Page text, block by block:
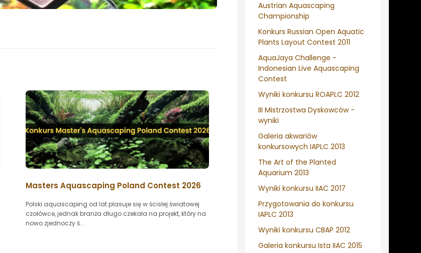
Austrian Aquascaping
Championship
Konkurs Russian Open Aquatic
Plants Layout Contest 2011
AquaJaya Challenge -
Indonesian Live Aquascaping
Contest
Wyniki konkursu ROAPLC 2012
III Mistrzostwa Dyskowców -
wyniki
Galeria akwariów
konkursowych IAPLC 2013
The Art of the Planted
Aquarium 2013
Wyniki konkursu IIAC 2017
Przygotowania do konkursu
IAPLC 2013
Wyniki konkursu CBAP 2012
Galeria konkursu Ista IIAC 2015
Masters Aquascaping Poland Contest 2026
Polski aquascaping od lat plasuje się w ścisłej światowej
czołówce, jednak branża długo czekała na projekt, który na
nowo zjednoczy ś...